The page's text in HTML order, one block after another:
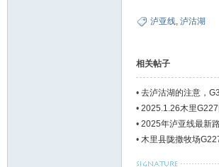
泸亚线, 泸沽湖
相关帖子
• 去泸沽湖的注意，
• 2025.1.26木里
• 2025年泸亚线最新
• 木里县陇撒牧场